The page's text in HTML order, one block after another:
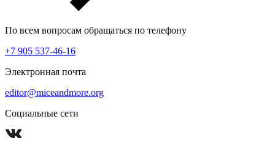
По всем вопросам обращаться по телефону
+7 905 537-46-16
Электронная почта
editor@miceandmore.org
Социальные сети